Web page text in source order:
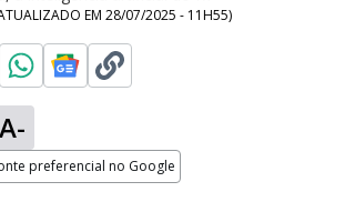
EM 28/07/2025 - 11H55)
A-
preferencial no Google